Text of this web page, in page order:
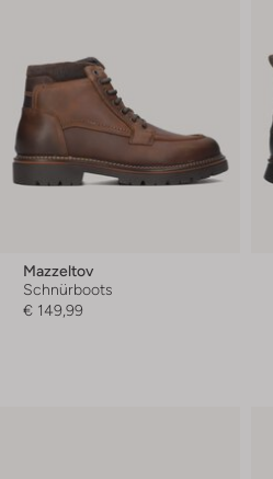
Mazzeltov
Schnürboots
€ 149,99